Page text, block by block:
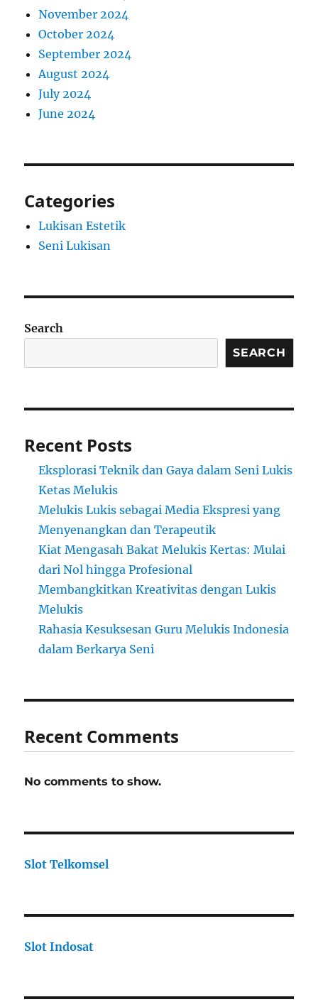
November 2024
October 2024
September 2024
August 2024
July 2024
June 2024
Categories
Lukisan Estetik
Seni Lukisan
Search
SEARCH
Recent Posts
Eksplorasi Teknik dan Gaya dalam Seni Lukis
Ketas Melukis
Melukis Lukis sebagai Media Ekspresi yang
Menyenangkan dan Terapeutik
Kiat Mengasah Bakat Melukis Kertas: Mulai
dari Nol hingga Profesional
Membangkitkan Kreativitas dengan Lukis
Melukis
Rahasia Kesuksesan Guru Melukis Indonesia
dalam Berkarya Seni
Recent Comments
No comments to show.
Slot Telkomsel
Slot Indosat